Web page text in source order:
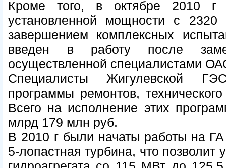
Кроме того, в октябре 2010
установленной мощности с
завершением комплексных
введен в работу после
осуществленной специалистами
Специалисты Жигулевской
программы ремонтов,
Всего на исполнение этих
млрд 179 млн руб.
В 2010 г были начаты работы на
5-лопастная турбина, что